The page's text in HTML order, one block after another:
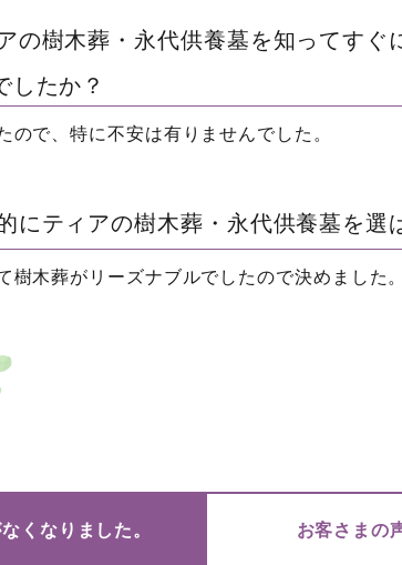
の樹木葬・永代供養墓を知ってすぐ
したか？
ので、特に不安は有りませんでした。
にティアの樹木葬・永代供養墓を選
樹木葬がリーズナブルでしたので決めました。
くなりました。 お客さまの